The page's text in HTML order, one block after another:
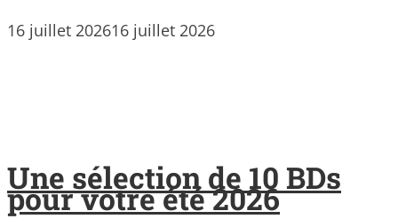
16 juillet 202616 juillet 2026
Une sélection de 10 BDs
pour votre été 2026